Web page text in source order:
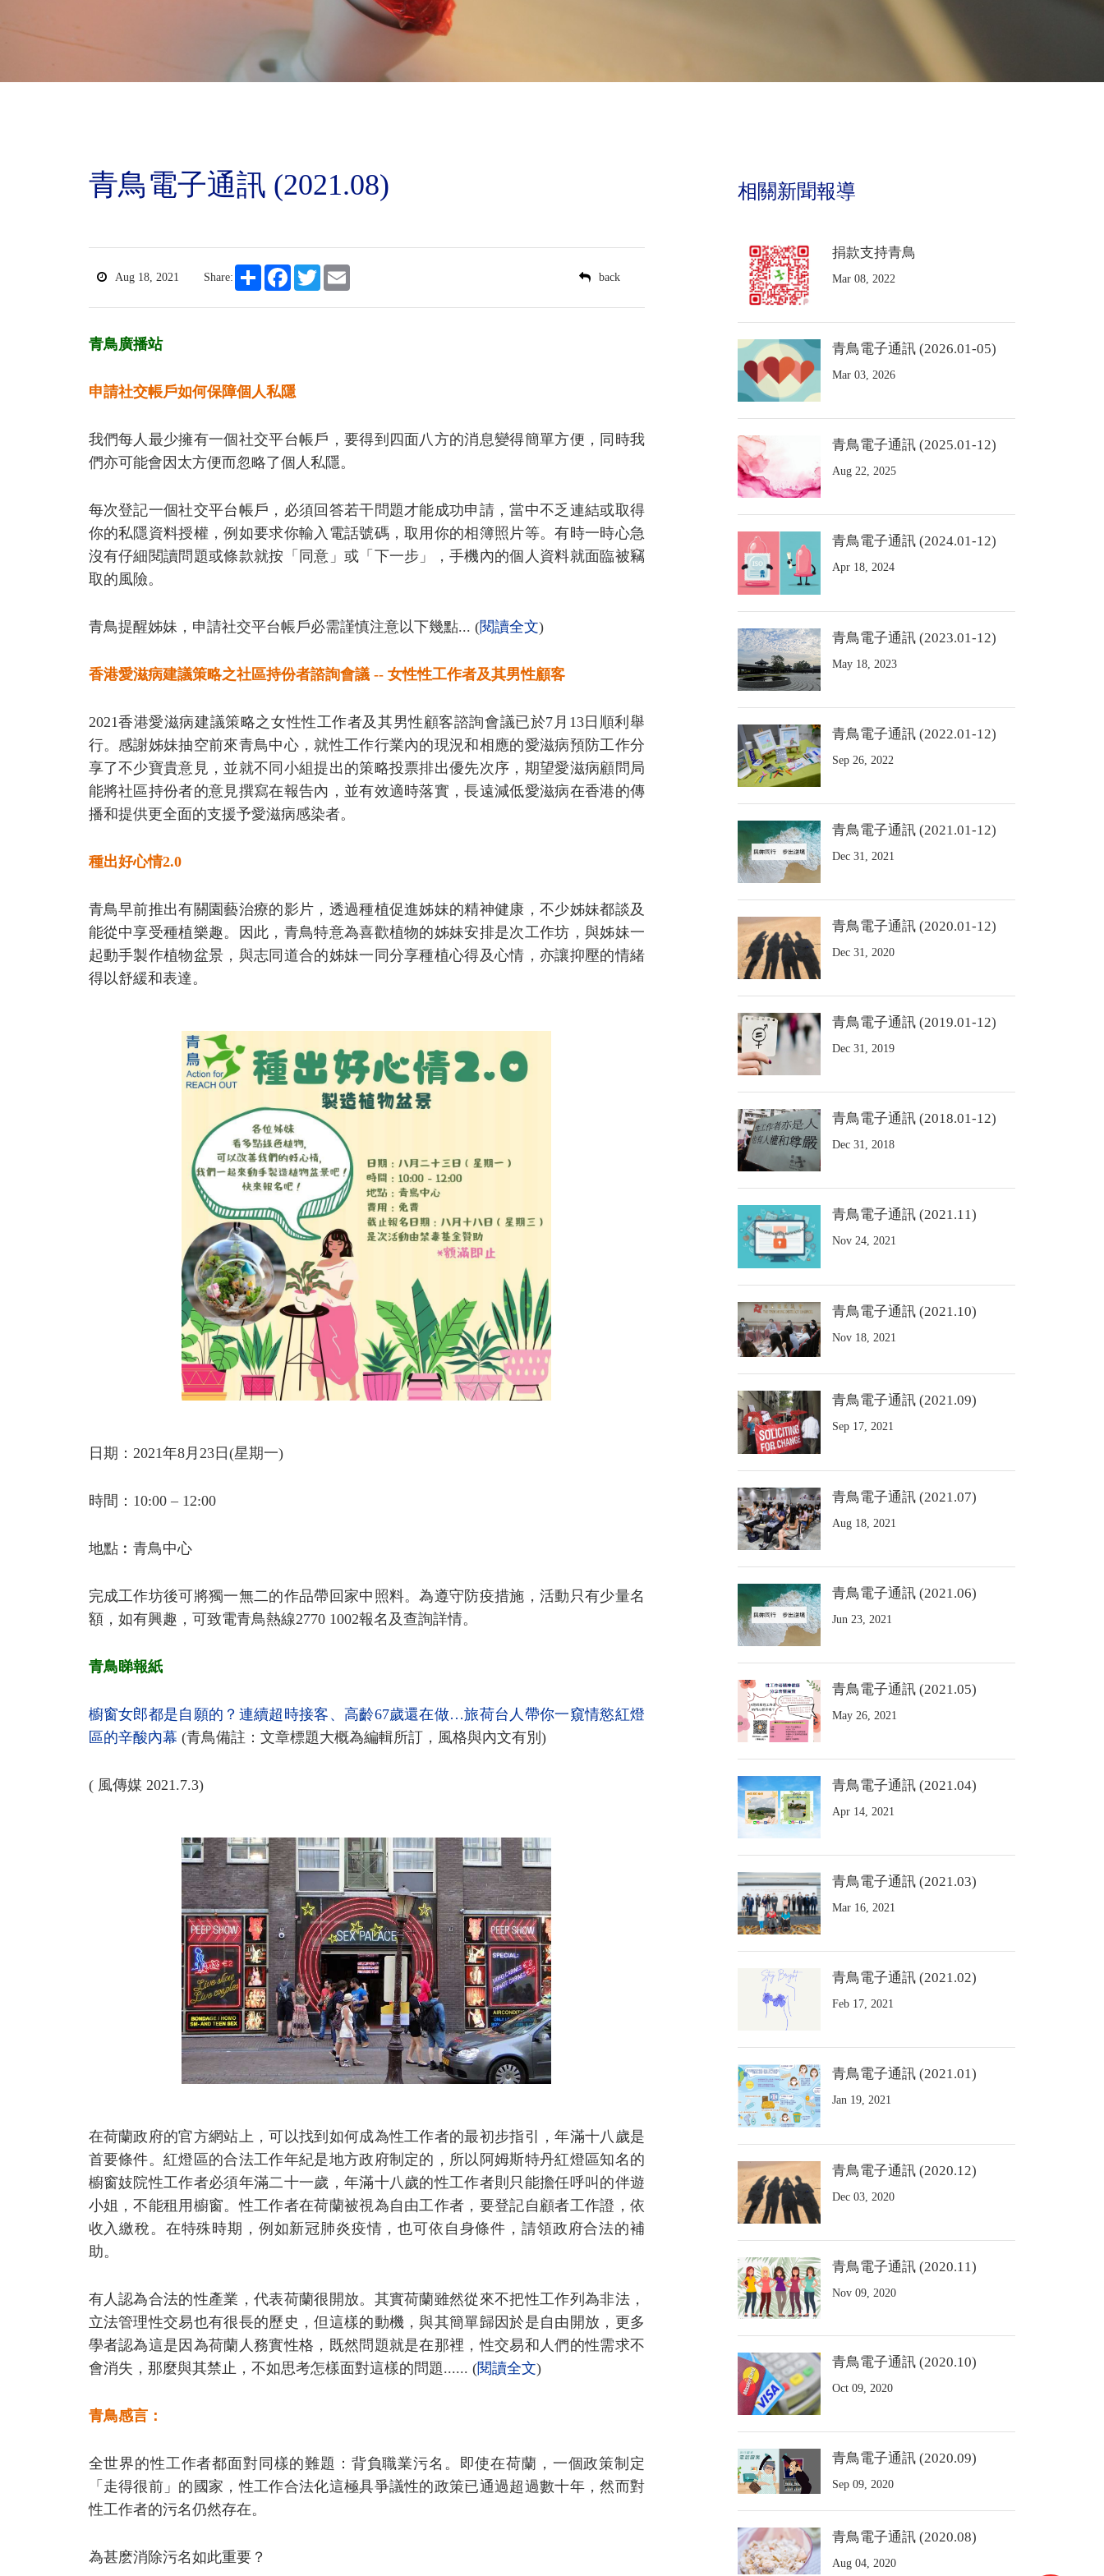
青鳥電子通訊 (2021.08)
Aug 18, 2021 Share:
Share FacebookTwitterEmail
back
青鳥廣播站
申請社交帳戶如何保障個人私隱
我們每人最少擁有一個社交平台帳戶，要得到四面八方的消息變得簡單方便，同時我
們亦可能會因太方便而忽略了個人私隱。
每次登記一個社交平台帳戶，必須回答若干問題才能成功申請，當中不乏連結或取得
你的私隱資料授權，例如要求你輸入電話號碼，取用你的相簿照片等。有時一時心急
沒有仔細閱讀問題或條款就按「同意」或「下一步」，手機內的個人資料就面臨被竊
取的風險。
青鳥提醒姊妹，申請社交平台帳戶必需謹慎注意以下幾點... (閱讀全文)
香港愛滋病建議策略之社區持份者諮詢會議 -- 女性性工作者及其男性顧客
2021香港愛滋病建議策略之女性性工作者及其男性顧客諮詢會議已於7月13日順利舉
行。感謝姊妹抽空前來青鳥中心，就性工作行業內的現況和相應的愛滋病預防工作分
享了不少寶貴意見，並就不同小組提出的策略投票排出優先次序，期望愛滋病顧問局
能將社區持份者的意見撰寫在報告內，並有效適時落實，長遠減低愛滋病在香港的傳
播和提供更全面的支援予愛滋病感染者。
種出好心情2.0
青鳥早前推出有關園藝治療的影片，透過種植促進姊妹的精神健康，不少姊妹都談及
能從中享受種植樂趣。因此，青鳥特意為喜歡植物的姊妹安排是次工作坊，與姊妹一
起動手製作植物盆景，與志同道合的姊妹一同分享種植心得及心情，亦讓抑壓的情緒
得以舒緩和表達。
日期：2021年8月23日(星期一)
時間：10:00 – 12:00
地點︰青鳥中心
完成工作坊後可將獨一無二的作品帶回家中照料。為遵守防疫措施，活動只有少量名
額，如有興趣，可致電青鳥熱線2770 1002報名及查詢詳情。
青鳥睇報紙
櫥窗女郎都是自願的？連續超時接客、高齡67歲還在做…旅荷台人帶你一窺情慾紅燈
區的辛酸內幕 (青鳥備註：文章標題大概為編輯所訂，風格與內文有別)
( 風傳媒 2021.7.3)
在荷蘭政府的官方網站上，可以找到如何成為性工作者的最初步指引，年滿十八歲是
首要條件。紅燈區的合法工作年紀是地方政府制定的，所以阿姆斯特丹紅燈區知名的
櫥窗妓院性工作者必須年滿二十一歲，年滿十八歲的性工作者則只能擔任呼叫的伴遊
小姐，不能租用櫥窗。性工作者在荷蘭被視為自由工作者，要登記自顧者工作證，依
收入繳稅。在特殊時期，例如新冠肺炎疫情，也可依自身條件，請領政府合法的補
助。
有人認為合法的性產業，代表荷蘭很開放。其實荷蘭雖然從來不把性工作列為非法，
立法管理性交易也有很長的歷史，但這樣的動機，與其簡單歸因於是自由開放，更多
學者認為這是因為荷蘭人務實性格，既然問題就是在那裡，性交易和人們的性需求不
會消失，那麼與其禁止，不如思考怎樣面對這樣的問題...... (閱讀全文)
青鳥感言：
全世界的性工作者都面對同樣的難題：背負職業污名。即使在荷蘭，一個政策制定
「走得很前」的國家，性工作合法化這極具爭議性的政策已通過超過數十年，然而對
性工作者的污名仍然存在。
為甚麽消除污名如此重要？
相關新聞報導
捐款支持青鳥
Mar 08, 2022
青鳥電子通訊 (2026.01-05)
Mar 03, 2026
青鳥電子通訊 (2025.01-12)
Aug 22, 2025
青鳥電子通訊 (2024.01-12)
Apr 18, 2024
青鳥電子通訊 (2023.01-12)
May 18, 2023
青鳥電子通訊 (2022.01-12)
Sep 26, 2022
青鳥電子通訊 (2021.01-12)
Dec 31, 2021
青鳥電子通訊 (2020.01-12)
Dec 31, 2020
青鳥電子通訊 (2019.01-12)
Dec 31, 2019
青鳥電子通訊 (2018.01-12)
Dec 31, 2018
青鳥電子通訊 (2021.11)
Nov 24, 2021
青鳥電子通訊 (2021.10)
Nov 18, 2021
青鳥電子通訊 (2021.09)
Sep 17, 2021
青鳥電子通訊 (2021.07)
Aug 18, 2021
青鳥電子通訊 (2021.06)
Jun 23, 2021
青鳥電子通訊 (2021.05)
May 26, 2021
青鳥電子通訊 (2021.04)
Apr 14, 2021
青鳥電子通訊 (2021.03)
Mar 16, 2021
青鳥電子通訊 (2021.02)
Feb 17, 2021
青鳥電子通訊 (2021.01)
Jan 19, 2021
青鳥電子通訊 (2020.12)
Dec 03, 2020
青鳥電子通訊 (2020.11)
Nov 09, 2020
青鳥電子通訊 (2020.10)
Oct 09, 2020
青鳥電子通訊 (2020.09)
Sep 09, 2020
青鳥電子通訊 (2020.08)
Aug 04, 2020